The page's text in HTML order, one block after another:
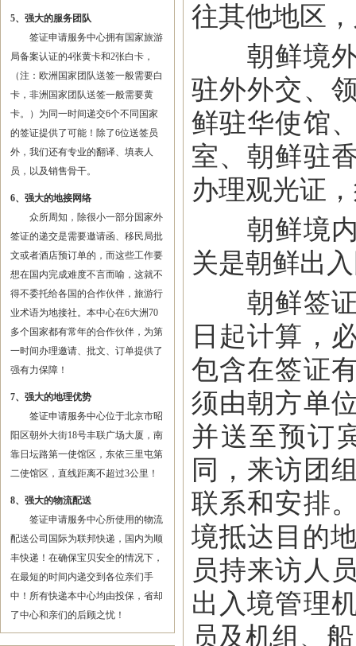
5、强大的服务团队
签证申请服务中心拥有国家旅游
局备案认证的4张黄卡和2张白卡，
（注：欧洲国家团队送签一般需要白
卡，非洲国家团队送签一般需要黄
卡。）为同一时间递交6个不同国家
的签证提供了可能！除了6位送签员
外，我们还有专业的翻译、填表人
员，以及销售骨干。
6、强大的地接网络
众所周知，除很小一部分国家外
签证的递交是需要邀请函、移民局批
文或者酒店预订单的，而这些工作要
想在国内完成难度不言而喻，这就不
得不委托给各国的合作伙伴，旅游行
业术语为地接社。本中心在6大洲70
多个国家都有常年的合作伙伴，为第
一时间办理邀请、批文、订单提供了
强有力保障！
7、强大的地理优势
签证申请服务中心位于北京市昭
阳区朝外大街18号丰联广场大厦，南
靠日坛路第一使馆区，东依三里屯第
二使馆区，直线距离不超过3公里！
8、强大的物流配送
签证申请服务中心所使用的物流
配送公司国际为联邦快递，国内为顺
丰快递！在确保宝贝安全的情况下，
在最短的时间内递交到各位亲们手
中！所有快递本中心均由投保，省却
了中心和亲们的后顾之忧！
往其他地区
朝鲜境外
驻外外交、
鲜驻华使馆
室、朝鲜驻
办理观光证
朝鲜境内
关是朝鲜出
朝鲜签证
日起计算，
包含在签证
须由朝方单
并送至预订
同，来访团
联系和安排
境抵达目的
员持来访人
出入境管理
员及机组、